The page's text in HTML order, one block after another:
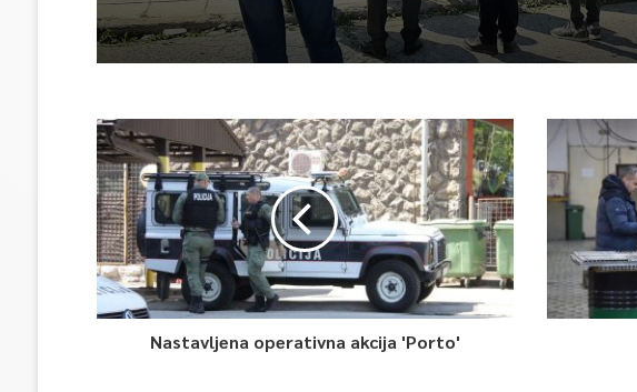
Nastavljena operativna akcija 'Porto'